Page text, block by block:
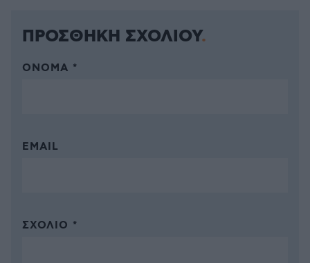
ΠΡΟΣΘΗΚΗ ΣΧΟΛΙΟΥ
ΌΝΟΜΑ *
EMAIL
ΣΧΌΛΙΟ *